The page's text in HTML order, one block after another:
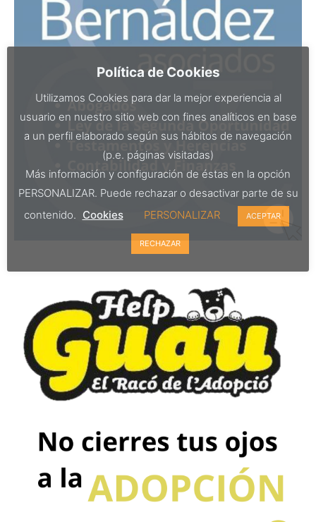
Política de Cookies
Utilizamos Cookies para dar la mejor experiencia al
usuario en nuestro sitio web con fines analíticos en base
a un perfil elaborado según sus hábitos de navegación
(p.e. páginas visitadas)
Más información y configuración de éstas en la opción
PERSONALIZAR. Puede rechazar o desactivar parte de su
contenido. Cookies PERSONALIZAR ACEPTAR
RECHAZAR